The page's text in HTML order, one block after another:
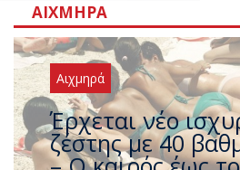
ΑΙΧΜΗΡΆ
Αιχμηρά
Άφαντος ο
που η χώρα